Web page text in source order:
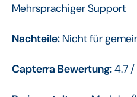
Mehrsprachiger Support
Nachteile: Nicht für
Capterra Bewertung:4.7 /